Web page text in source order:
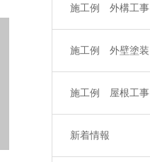
施工例 外構工事
施工例 外壁塗装
施工例 屋根工事
新着情報